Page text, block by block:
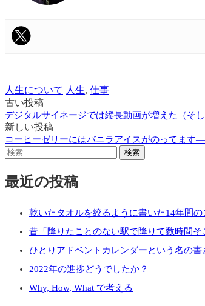
人生について 人生, 仕事
投
稿
ナ
ゲ
古い投稿
デジタルサイネージでは縦長動画が増えた（そ
新しい投稿
コーヒーゼリーにはバニラアイスがのってます
検
最近の投稿
乾いたタオルを絞るように書いた14年間
昔「降りたことのない駅で降りて数時間
ひとりアドベントカレンダーという名の書
2022年の進捗どうでしたか？
Why, How, What で考える